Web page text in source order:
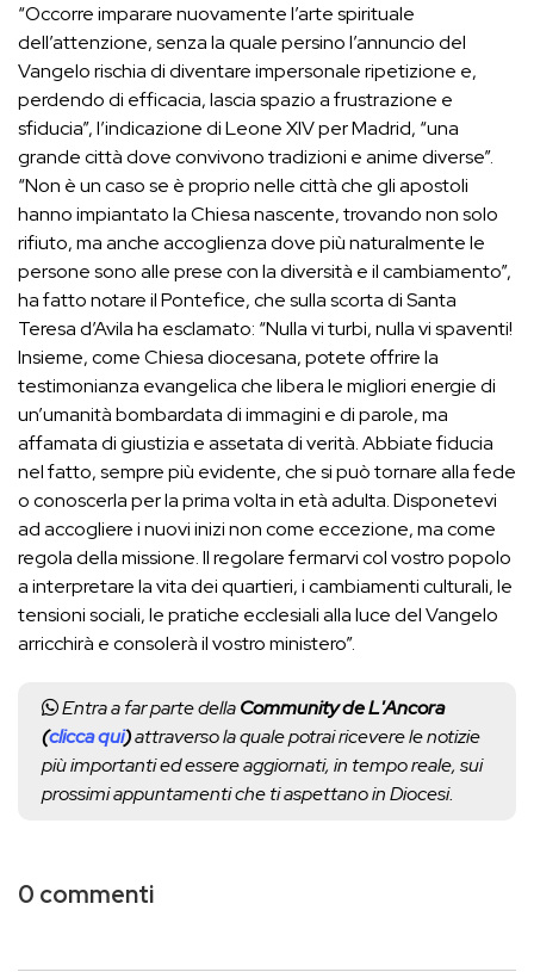
“Occorre imparare nuovamente l’arte spirituale
dell’attenzione, senza la quale persino l’annuncio del
Vangelo rischia di diventare impersonale ripetizione e,
perdendo di efficacia, lascia spazio a frustrazione e
sfiducia”, l’indicazione di Leone XIV per Madrid, “una
grande città dove convivono tradizioni e anime diverse”.
“Non è un caso se è proprio nelle città che gli apostoli
hanno impiantato la Chiesa nascente, trovando non solo
rifiuto, ma anche accoglienza dove più naturalmente le
persone sono alle prese con la diversità e il cambiamento”,
ha fatto notare il Pontefice, che sulla scorta di Santa
Teresa d’Avila ha esclamato: “Nulla vi turbi, nulla vi spaventi!
Insieme, come Chiesa diocesana, potete offrire la
testimonianza evangelica che libera le migliori energie di
un’umanità bombardata di immagini e di parole, ma
affamata di giustizia e assetata di verità. Abbiate fiducia
nel fatto, sempre più evidente, che si può tornare alla fede
o conoscerla per la prima volta in età adulta. Disponetevi
ad accogliere i nuovi inizi non come eccezione, ma come
regola della missione. Il regolare fermarvi col vostro popolo
a interpretare la vita dei quartieri, i cambiamenti culturali, le
tensioni sociali, le pratiche ecclesiali alla luce del Vangelo
arricchirà e consolerà il vostro ministero”.
Entra a far parte dellaCommunity de L'Ancora
(clicca qui)attraverso la quale potrai ricevere le notizie
più importanti ed essere aggiornati, in tempo reale, sui
prossimi appuntamenti che ti aspettano in Diocesi.
0 commenti